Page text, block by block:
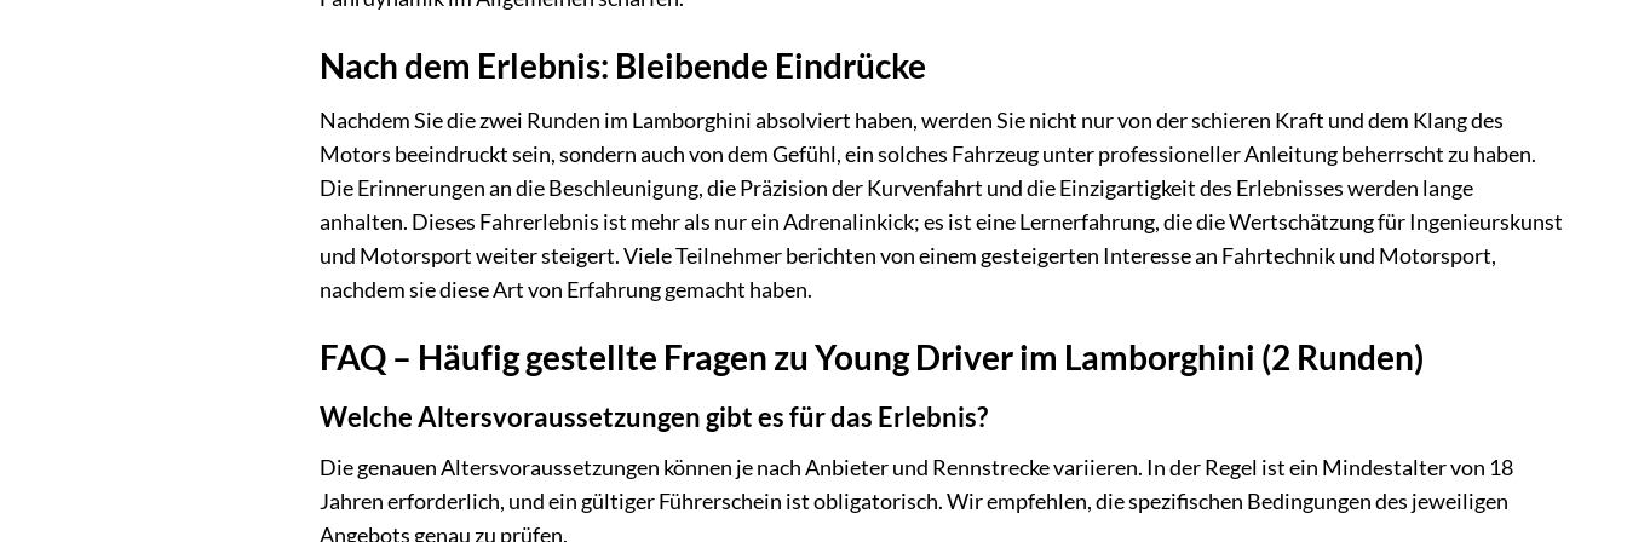
Nach dem Erlebnis: Bleibende Eindrücke
Nachdem Sie die zwei Runden im Lamborghini absolviert haben, werden Sie nicht nur von der schieren Kraft und dem Klang des
Motors beeindruckt sein, sondern auch von dem Gefühl, ein solches Fahrzeug unter professioneller Anleitung beherrscht zu haben.
Die Erinnerungen an die Beschleunigung, die Präzision der Kurvenfahrt und die Einzigartigkeit des Erlebnisses werden lange
anhalten. Dieses Fahrerlebnis ist mehr als nur ein Adrenalinkick; es ist eine Lernerfahrung, die die Wertschätzung für Ingenieurskunst
und Motorsport weiter steigert. Viele Teilnehmer berichten von einem gesteigerten Interesse an Fahrtechnik und Motorsport,
nachdem sie diese Art von Erfahrung gemacht haben.
FAQ – Häufig gestellte Fragen zu Young Driver im Lamborghini (2 Runden)
Welche Altersvoraussetzungen gibt es für das Erlebnis?
Die genauen Altersvoraussetzungen können je nach Anbieter und Rennstrecke variieren. In der Regel ist ein Mindestalter von 18
Jahren erforderlich, und ein gültiger Führerschein ist obligatorisch. Wir empfehlen, die spezifischen Bedingungen des jeweiligen
Angebots genau zu prüfen.